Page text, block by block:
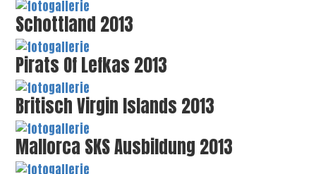
Schottland 2013
Pirats Of Lefkas 2013
Britisch Virgin Islands 2013
Mallorca SKS Ausbildung 2013